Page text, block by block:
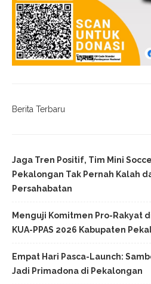
Berita Terbaru
Jaga Tren Positif, Tim Mini
Pekalongan Tak Pernah Kalah
Persahabatan
Menguji Komitmen Pro-Rakyat
KUA-PPAS 2026 Kabupaten
Empat Hari Pasca-Launch:
Jadi Primadona di Pekalongan